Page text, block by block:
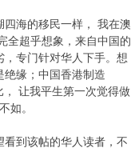
海的移民一样， 我在澳
全超乎想象，来自中国的
专门针对华人下手。想
缘；中国香港制造
让我平生第一次觉得做
如。
看到该帖的华人读者，不